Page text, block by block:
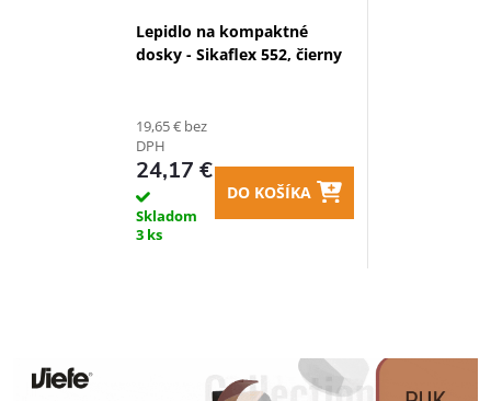
Lepidlo na kompaktné
dosky - Sikaflex 552, čierny
19,65 € bez
DPH
24,17 €
Skladom
3 ks
DO KOŠÍKA